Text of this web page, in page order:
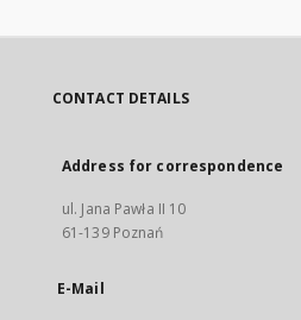
CONTACT DETAILS
Address for correspondence
ul. Jana Pawła II 10
61-139 Poznań
E-Mail